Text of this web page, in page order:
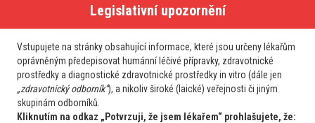
děkuji za zajímavý případ,
– není mi úplně jasné datum diagnózy, a jak dlouho byl
pacient sledován
– z mého pohledu doplnění cytogenetiky eventuelně dalších
aberací molekulárně-biologických
– terapeuticky inrutinib nejspíše spolu s imuno chemoterapii,
Legislativní upozornění
Vstupujete na stránky obsahující informace, které jsou určeny lékařům
oprávněným předepisovat humánní léčivé přípravky, zdravotnické
prostředky a diagnostické zdravotnické prostředky in vitro (dále jen
„zdravotnický odborník“), a nikoliv široké (laické) veřejnosti či jiným
skupinám odborníků.
Kliknutím na odkaz „Potvrzuji, že jsem lékařem“ prohlašujete, že: